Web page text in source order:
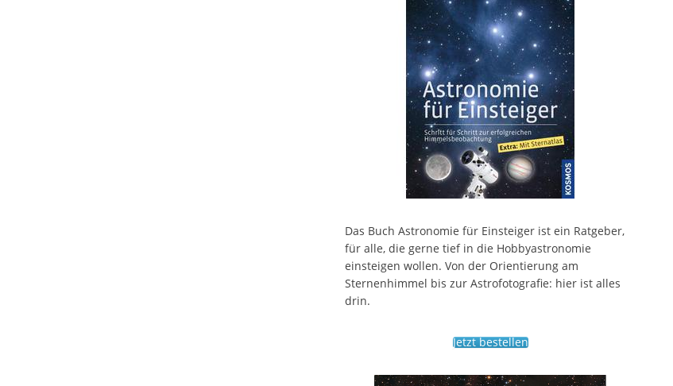
Das Buch Astronomie für Einsteiger ist ein Ratgeber,
für alle, die gerne tief in die Hobbyastronomie
einsteigen wollen. Von der Orientierung am
Sternenhimmel bis zur Astrofotografie: hier ist alles
drin.
Jetzt bestellen